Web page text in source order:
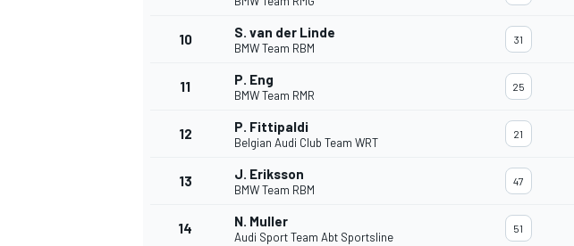
10 S. van der Linde
BMW Team RBM
31
11 P. Eng
BMW Team RMR
25
12 P. Fittipaldi
Belgian Audi Club Team WRT
21
13 J. Eriksson
BMW Team RBM
47
14 N. Muller
Audi Sport Team Abt Sportsline
51